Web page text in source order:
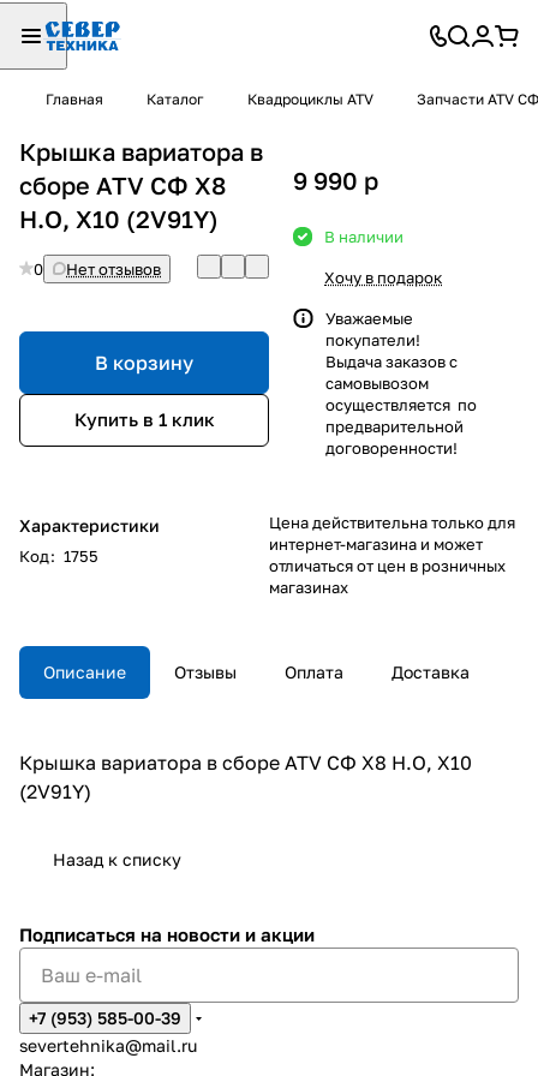
Главная Каталог Квадроциклы ATV Запчасти ATV СФ
Крышка вариатора в
сборе ATV СФ X8
H.O, X10 (2V91Y)
0 Нет отзывов
В корзину
Купить в 1 клик
Характеристики
Код: 1755
9 990 p
В наличии
Хочу в подарок
Уважаемые
покупатели!
Выдача заказов с
самовывозом
осуществляется по
предварительной
договоренности!
Цена действительна только для
интернет-магазина и может
отличаться от цен в розничных
магазинах
Описание Отзывы Оплата Доставка
Крышка вариатора в сборе ATV СФ X8 H.O, X10
(2V91Y)
Назад к списку
Подписаться на новости и акции
+7 (953) 585-00-39
severtehnika@mail.ru
Магазин: